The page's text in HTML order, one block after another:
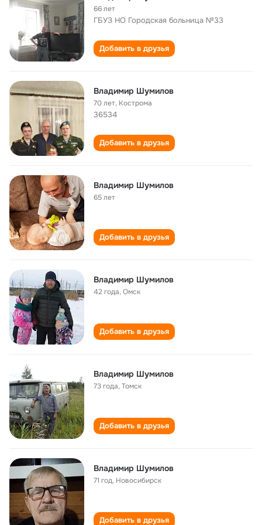
66 лет
ГБУЗ НО Городская больница №33
Добавить в друзья
Владимир Шумилов
70 лет, Кострома
36534
Добавить в друзья
Владимир Шумилов
65 лет
Добавить в друзья
Владимир Шумилов
42 года,Омск
Добавить в друзья
Владимир Шумилов
73 года,Томск
Добавить в друзья
Владимир Шумилов
71 год, Новосибирск
Добавить в друзья